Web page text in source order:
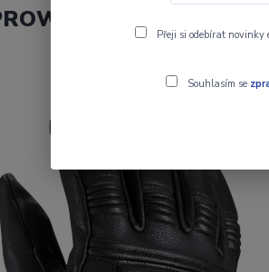
2
Přeji si odebírat novinky
Souhlasím se